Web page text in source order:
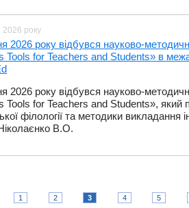
2026 року
2026 року відбувся науково-
Tools for Teachers and Students» в
2026 року відбувся науково-
Tools for Teachers and Students», який
філології та методики викладання
В.О.
1 2 3 4 5